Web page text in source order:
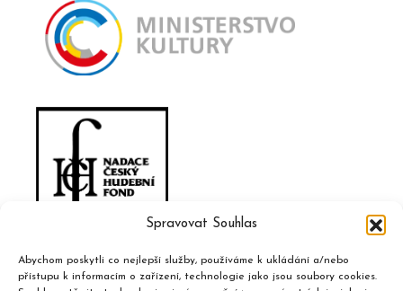
Spravovat Souhlas
Abychom poskytli co nejlepší služby, používáme k ukládání a/nebo
přístupu k informacím o zařízení, technologie jako jsou soubory cookies.